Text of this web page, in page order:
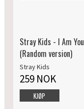
Stray Kids - I Am You
(Random version)
Stray Kids
259 NOK
KJØP